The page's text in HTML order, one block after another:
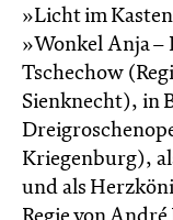
»Licht im
»Wonkel Anja –
Tschechow
Sienknecht), in
Kriegenburg),
und als